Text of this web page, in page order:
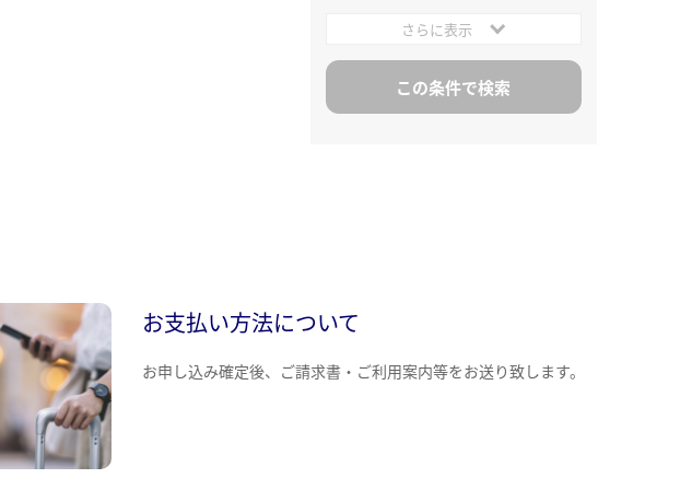
さらに表示
お支払い方法について
お申し込み確定後、ご請求書・ご利用案内等をお送り致します。